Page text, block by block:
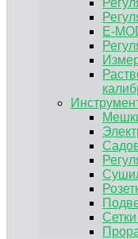
E-